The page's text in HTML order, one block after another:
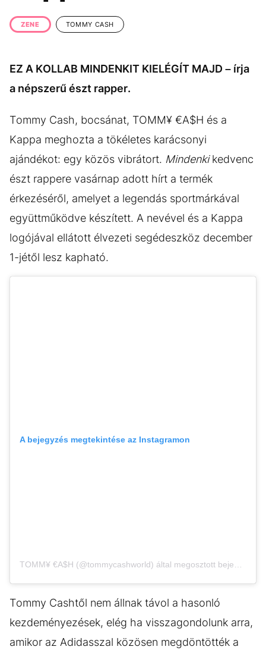
KÖZÉLET
ÉLETMÓD
VIDEÓ TÖRTÉNETEK
ZENE TOMMY CASH
EZ A KOLLAB MINDENKIT KIELÉGÍT MAJD – írja
a népszerű észt rapper.
Tommy Cash, bocsánat, TOMM¥ €A$H és a
Kappa meghozta a tökéletes karácsonyi
ajándékot: egy közös vibrátort. Mindenkikedvenc
észt rappere vasárnap adott hírt a termék
érkezéséről, amelyet a legendás sportmárkával
együttműködve készített. A nevével és a Kappa
logójával ellátott élvezeti segédeszköz december
1-jétől lesz kapható.
A bejegyzés megtekintése az Instagramon
Tommy Cashtől nem állnak távol a hasonló
kezdeményezések, elég ha visszagondolunk arra,
amikor az Adidasszal közösen megdöntötték a